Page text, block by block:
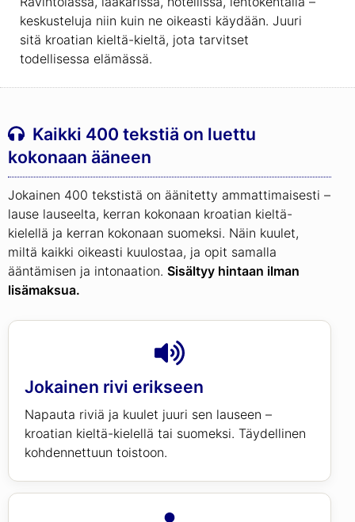
keskusteluja niin kuin ne oikeasti käydään. Juuri
sitä kroatian kieltä-kieltä, jota tarvitset
todellisessa elämässä.
Kaikki 400 tekstiä on luettu
kokonaan ääneen
Jokainen 400 tekstistä on äänitetty ammattimaisesti –
lause lauseelta, kerran kokonaan kroatian kieltä-
kielellä ja kerran kokonaan suomeksi. Näin kuulet,
miltä kaikki oikeasti kuulostaa, ja opit samalla
ääntämisen ja intonaation. Sisältyy hintaan ilman
lisämaksua.
Jokainen rivi erikseen
Napauta riviä ja kuulet juuri sen lauseen –
kroatian kieltä-kielellä tai suomeksi. Täydellinen
kohdennettuun toistoon.